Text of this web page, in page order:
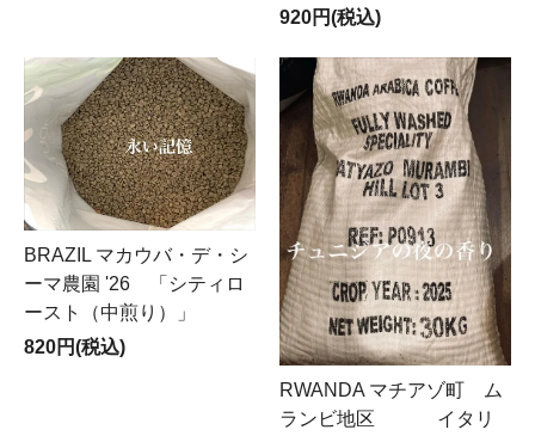
920円(税込)
BRAZIL マカウバ・デ・シ
ーマ農園 '26 「シティロ
ースト（中煎り）」
820円(税込)
RWANDA マチアゾ町 ム
ランビ地区 イタリ